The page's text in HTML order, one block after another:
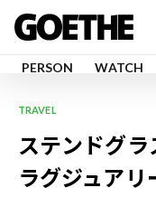
PERSON WATCH
TRAVEL
ステンドグ
ラグジュアリ